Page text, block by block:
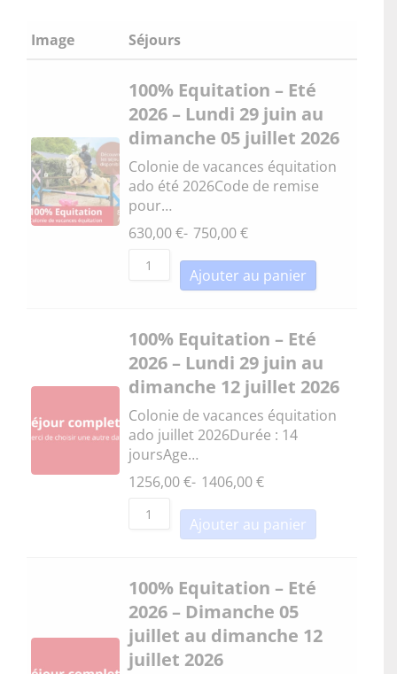
Image Séjours
100% Equitation – Eté
2026 – Lundi 29 juin au
dimanche 05 juillet 2026
Colonie de vacances équitation
ado été 2026Code de remise
pour…
630,00€- 750,00€
Ajouter au panier
100% Equitation – Eté
2026 – Lundi 29 juin au
dimanche 12 juillet 2026
Colonie de vacances équitation
ado juillet 2026Durée : 14
joursAge…
1256,00€- 1406,00€
Ajouter au panier
100% Equitation – Eté
2026 – Dimanche 05
juillet au dimanche 12
juillet 2026